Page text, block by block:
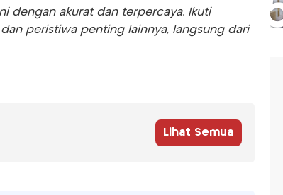
dengan akurat dan terpercaya. Ikuti
peristiwa penting lainnya, langsung dari
Lihat Semua